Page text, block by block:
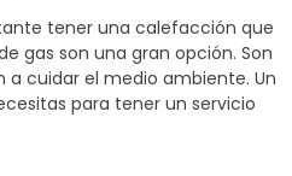
tener una calefacción que
gas son una gran opción. Son
a cuidar el medio ambiente. Un
para tener un servicio